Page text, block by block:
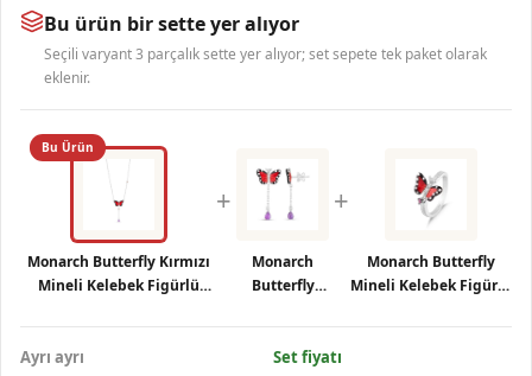
Bu ürün bir sette yer alıyor
Seçili varyant 3 parçalık sette yer alıyor; set sepete tek paket olarak
eklenir.
Bu Ürün
Monarch Butterfly Kırmızı
Mineli Kelebek Figürlü
Gümüş
+
Monarch
Butterfly
Gümüş Küpe
+
Monarch Butterfly
Mineli Kelebek Figürlü
Yüzük
Ayrı ayrı Set fiyatı